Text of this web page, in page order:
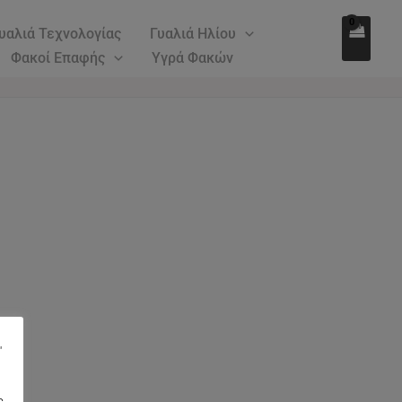
Τεχνολογίας
Γυαλιά Ηλίου
Φακοί Επαφής
Υγρά Φακών